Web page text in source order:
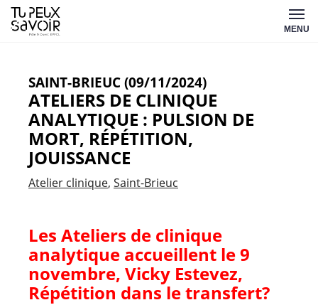
Aller
au
MENU
SAINT-BRIEUC (09/11/2024)
ATELIERS DE CLINIQUE
ANALYTIQUE : PULSION DE
MORT, RÉPÉTITION,
JOUISSANCE
Atelier clinique Saint-Brieuc
Les Ateliers de clinique
analytique accueillent le 9
novembre, Vicky Estevez,
Répétition dans le transfert?